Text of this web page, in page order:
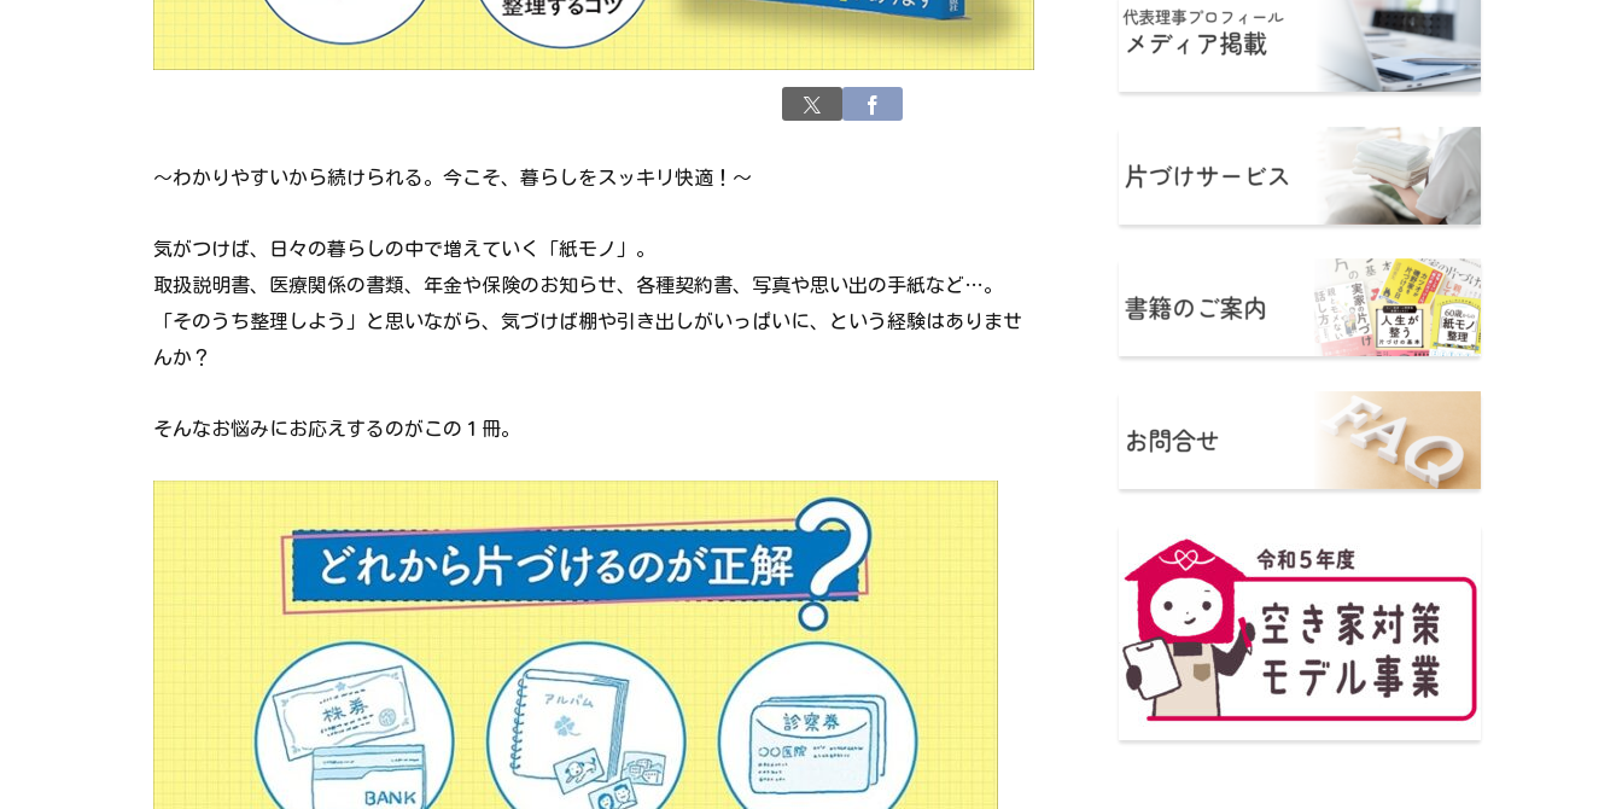
～わかりやすいから続けられる。今こそ、暮らしをスッキリ快適！～
気がつけば、日々の暮らしの中で増えていく「紙モノ」。
取扱説明書、医療関係の書類、年金や保険のお知らせ、各種契約書、写真や思い出の手紙など…。
「そのうち整理しよう」と思いながら、気づけば棚や引き出しがいっぱいに、という経験はありませ
んか？
そんなお悩みにお応えするのがこの１冊。